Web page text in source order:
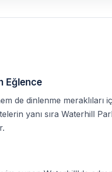
Eğlence
de dinlenme meraklıları
yanı sıra Waterhill